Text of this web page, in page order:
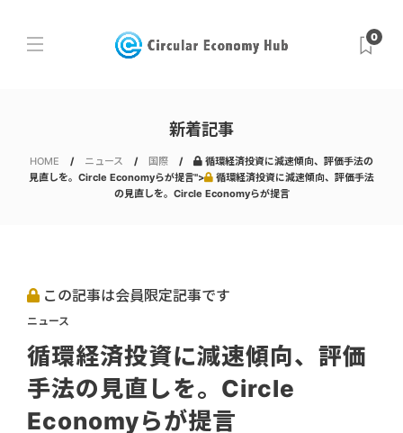
0
新着記事
HOME ニュース 国際
循環経済投資に減速傾向、評価手法の
見直しを。Circle Economyらが提言">
循環経済投資に減速傾向、評価手法
の見直しを。Circle Economyらが提言
この記事は会員限定記事です
ニュース
循環経済投資に減速傾向、評価
手法の見直しを。Circle
Economyらが提言